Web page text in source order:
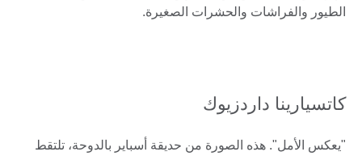
الطيور والفراشات والحشرات الصغيرة.
كاتسيارينا داردزيوك
"يعكس الأمل". هذه الصورة من حديقة أسباير بالدوحة، تلتقط